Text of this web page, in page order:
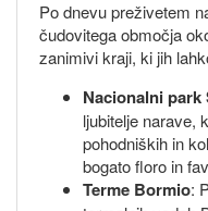
Po dnevu preživetem
čudovitega območja
zanimivi kraji, ki jih
Nacionalni park
ljubitelje narave,
pohodniških in
bogato floro in
Terme Bormio: